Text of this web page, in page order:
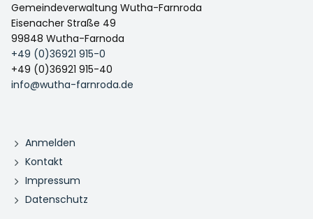
Gemeindeverwaltung Wutha-Farnroda
Eisenacher Straße 49
99848 Wutha-Farnoda
+49 (0)36921 915-0
+49 (0)36921 915-40
info@wutha-farnroda.de
Anmelden
Kontakt
Impressum
Datenschutz